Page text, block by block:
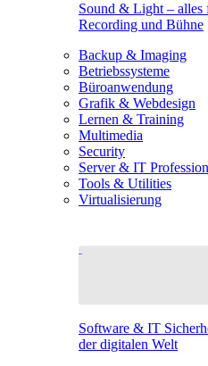
Sound & Light – alles
Recording und Bühne
Backup & Imaging
Betriebssysteme
Büroanwendung
Grafik & Webdesign
Lernen & Training
Multimedia
Security
Server & IT
Tools & Utilities
Virtualisierung
Software & IT
der digitalen Welt